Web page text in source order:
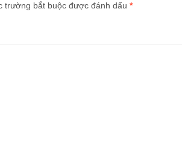
trường bắt buộc được đánh dấu *